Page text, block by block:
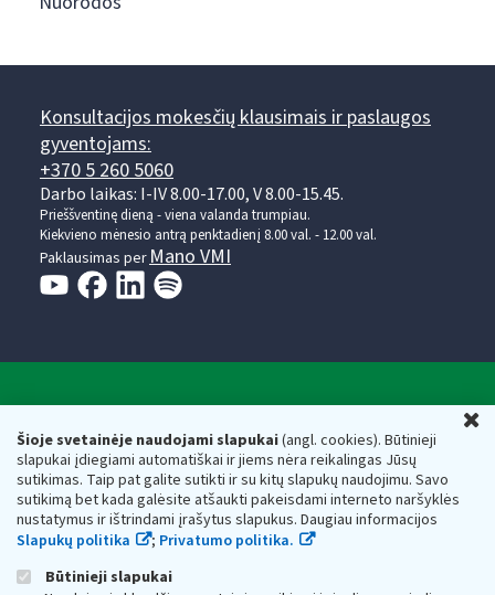
Šioje svetainėje naudojami slapukai(angl. cookies). Būtinieji
slapukai įdiegiami automatiškai ir jiems nėra reikalingas Jūsų
sutikimas. Taip pat galite sutikti ir su kitų slapukų naudojimu. Savo
sutikimą bet kada galėsite atšaukti pakeisdami interneto naršyklės
nustatymus ir ištrindami įrašytus slapukus. Daugiau informacijos
Slapukų politika
; Privatumo politika.
Būtinieji slapukai
Konsultacijos mokesčių klausimais ir paslaugos
gyventojams:
+370 5 260 5060
Darbo laikas: I-IV 8.00-17.00, V 8.00-15.45.
Prieššventinę dieną - viena valanda trumpiau.
Kiekvieno mėnesio antrą penktadienį 8.00 val. - 12.00 val.
Paklausimas per Mano VMI
Respublikos finansų ministerijos
Biudžetinė įstaiga. Juridinio asmens kodas — 188659752,
adresas: Vasario 16-osios g. 14, 01107 Vilnius, Lietuva, el.paštas:
vmi@vmi.lt, E. pristatymo dėžutės adresas 188659752
Duomenys apie Valstybinę mokesčių inspekciją prie Lietuvos
Respublikos finansų ministerijos kaupiami ir saugomi Juridinių